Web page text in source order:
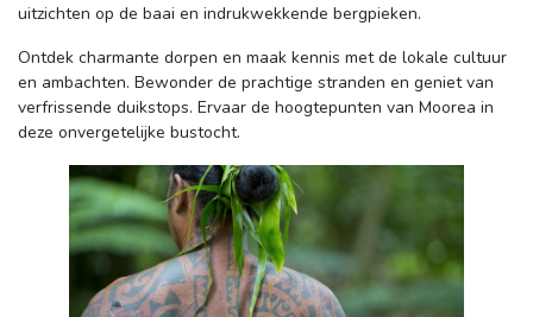
uitzichten op de baai en indrukwekkende bergpieken.
Ontdek charmante dorpen en maak kennis met de lokale cultuur
en ambachten. Bewonder de prachtige stranden en geniet van
verfrissende duikstops. Ervaar de hoogtepunten van Moorea in
deze onvergetelijke bustocht.